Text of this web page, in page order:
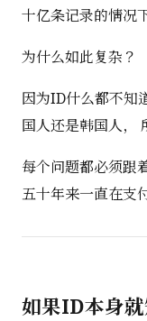
十亿条记录的情况
为什么如此复杂？
因为ID什么都不知
国人还是韩国人，
每个问题都必须跟
五十年来一直在支
如果ID本身